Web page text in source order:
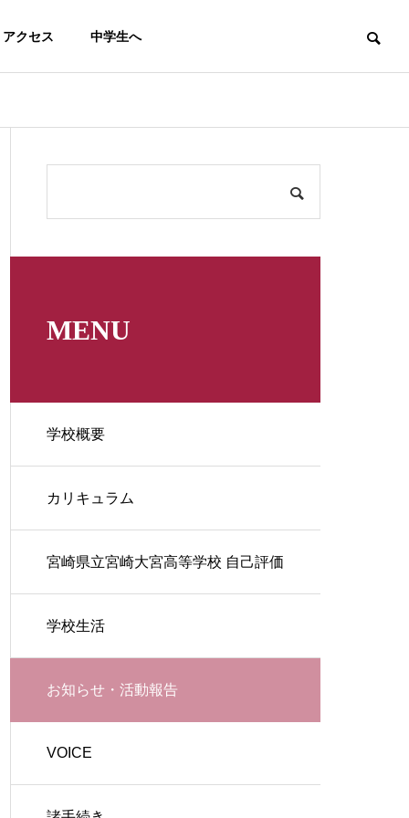
アクセス 中学生へ
男子テニス部（５月～７月）
MENU
学校概要
カリキュラム
宮崎県立宮崎大宮高等学校 自己評価
学校生活
お知らせ・活動報告
VOICE